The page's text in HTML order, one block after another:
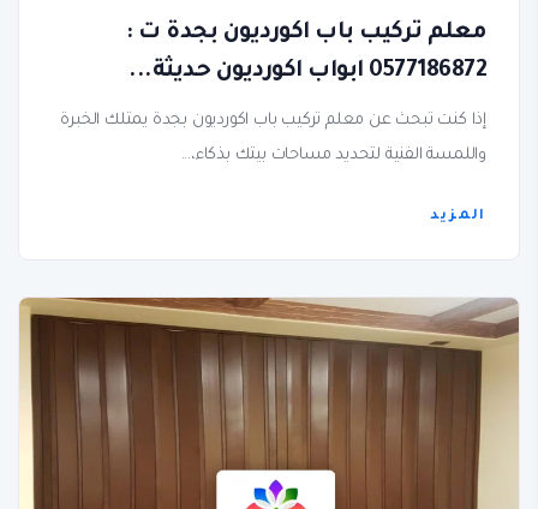
معلم تركيب باب اكورديون بجدة ت :
0577186872 ابواب اكورديون حديثة...
إذا كنت تبحث عن معلم تركيب باب اكورديون بجدة يمتلك الخبرة
واللمسة الفنية لتحديد مساحات بيتك بذكاء،...
المزيد